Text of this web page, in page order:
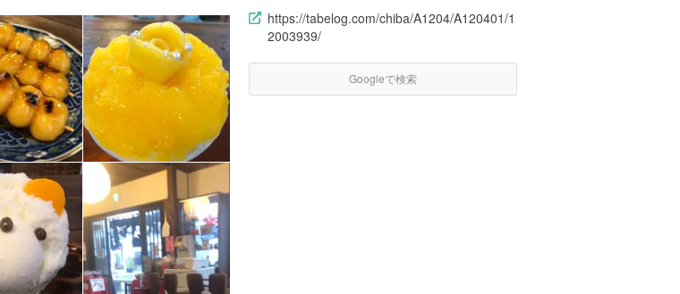
https://tabelog.com/chiba/A1204/A120401/1
2003939/
Googleで検索